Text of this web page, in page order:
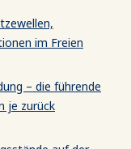
im Freien
– die führende
je zurück